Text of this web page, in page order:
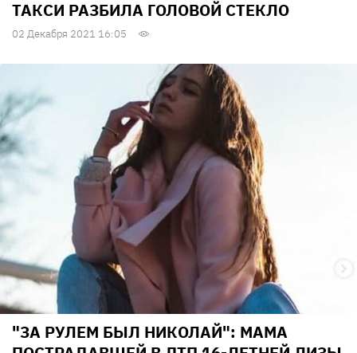
ТАКСИ РАЗБИЛА ГОЛОВОЙ СТЕКЛО
02 Декабря 2021 16:05
"ЗА РУЛЕМ БЫЛ НИКОЛАЙ": МАМА